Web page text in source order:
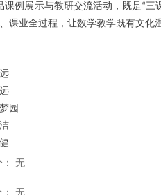
课例展示与教研交流活动，既是“三
课业全过程，让数学教学既有文化
园
无
无